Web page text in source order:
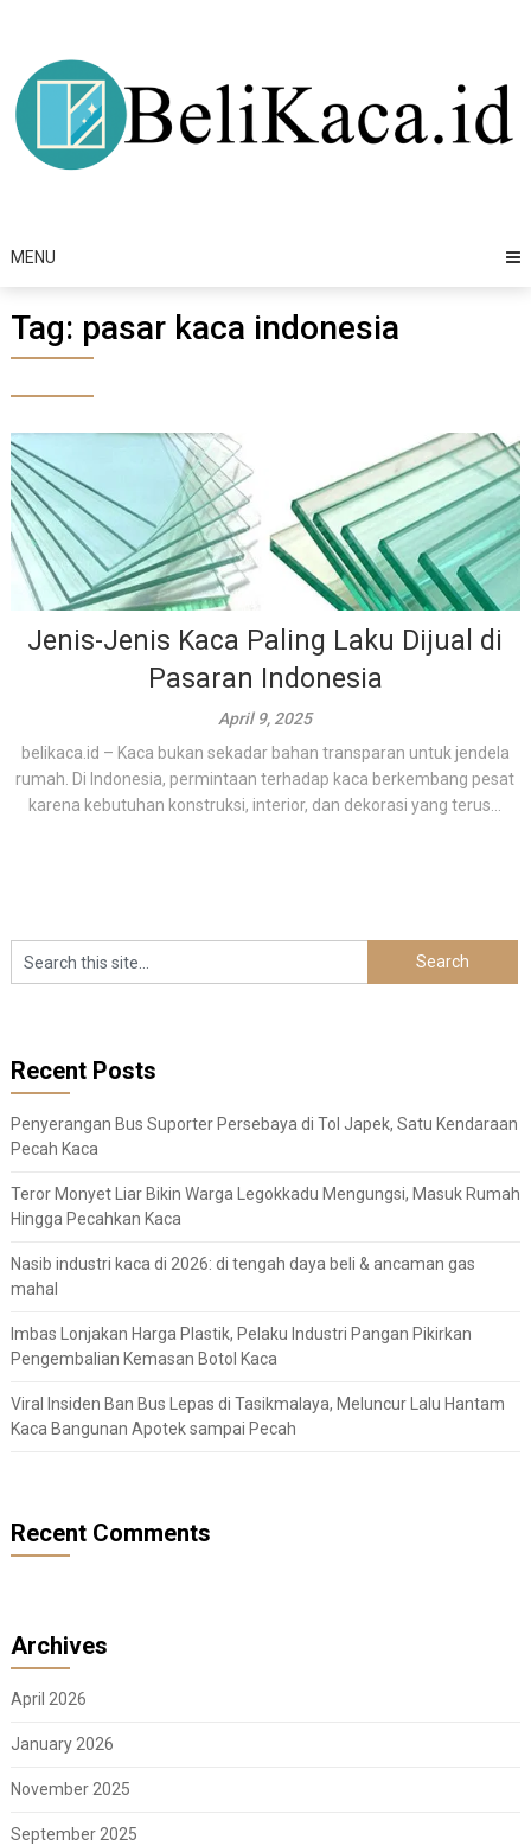
content
MENU
Tag: pasar kaca indonesia
Jenis-Jenis Kaca Paling Laku Dijual di
Pasaran Indonesia
April 9, 2025
belikaca.id – Kaca bukan sekadar bahan transparan untuk jendela
rumah. Di Indonesia, permintaan terhadap kaca berkembang pesat
karena kebutuhan konstruksi, interior, dan dekorasi yang terus...
Recent Posts
Penyerangan Bus Suporter Persebaya di Tol Japek, Satu Kendaraan
Pecah Kaca
Teror Monyet Liar Bikin Warga Legokkadu Mengungsi, Masuk Rumah
Hingga Pecahkan Kaca
Nasib industri kaca di 2026: di tengah daya beli & ancaman gas
mahal
Imbas Lonjakan Harga Plastik, Pelaku Industri Pangan Pikirkan
Pengembalian Kemasan Botol Kaca
Viral Insiden Ban Bus Lepas di Tasikmalaya, Meluncur Lalu Hantam
Kaca Bangunan Apotek sampai Pecah
Recent Comments
Archives
April 2026
January 2026
November 2025
September 2025